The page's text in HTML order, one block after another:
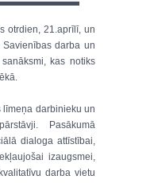
otrdien, 21.aprīlī, un
darba un
kas notiks
līmeņa darbinieku un
Pasākumā
dialoga attīstībai,
izaugsmei,
darba vietu